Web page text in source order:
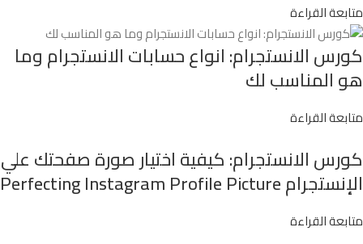
متابعة القراءة
كورس الانستجرام: انواع حسابات الانستجرام وما
هو المناسب لك
متابعة القراءة
كورس الانستجرام: كيفية اختيار صورة صفحتك علي
الإنستجرام Perfecting Instagram Profile Picture
متابعة القراءة